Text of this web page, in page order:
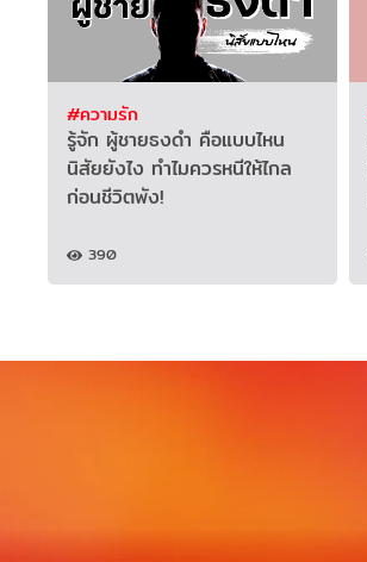
#ความรัก
รู้จัก ผู้ชายธงดำ คือแบบไหน
นิสัยยังไง ทำไมควรหนีให้ไกล
ก่อนชีวิตพัง!
390